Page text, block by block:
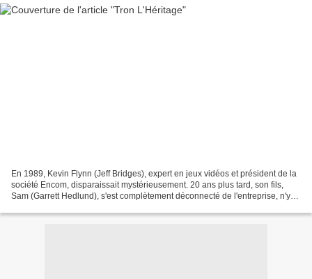
En 1989, Kevin Flynn (Jeff Bridges), expert en jeux vidéos et président de la
société Encom, disparaissait mystérieusement. 20 ans plus tard, son fils,
Sam (Garrett Hedlund), s'est complètement déconnecté de l'entreprise, n'y